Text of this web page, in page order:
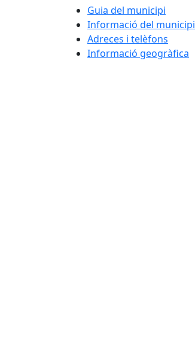
Guia del municipi
Informació del municipi
Adreces i telèfons
Informació geogràfica